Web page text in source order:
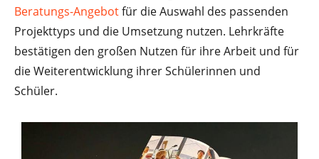
Beratungs-Angebotfür die Auswahl des passenden
Projekttyps und die Umsetzung nutzen. Lehrkräfte
bestätigen den großen Nutzen für ihre Arbeit und für
die Weiterentwicklung ihrer Schülerinnen und
Schüler.